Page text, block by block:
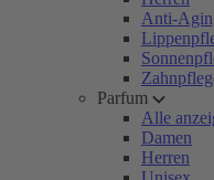
Anti-
Parfum
Alle
Damen
Herren